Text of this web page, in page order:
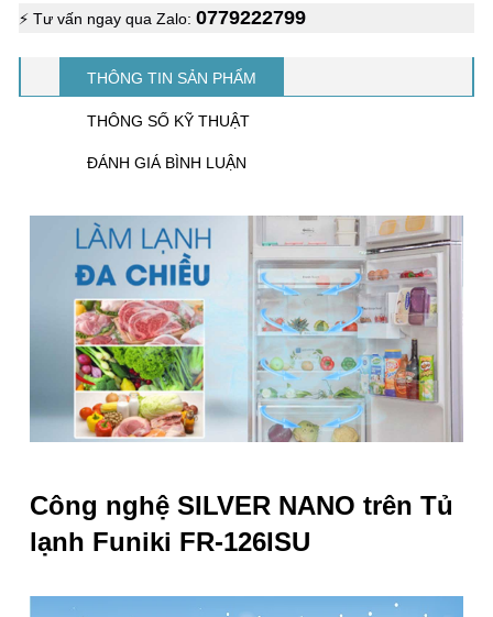
⚡ Tư vấn ngay qua Zalo: 0779222799
THÔNG TIN SẢN PHẨM
THÔNG SỐ KỸ THUẬT
ĐÁNH GIÁ BÌNH LUẬN
Công nghệ SILVER NANO trên Tủ
lạnh Funiki FR-126ISU